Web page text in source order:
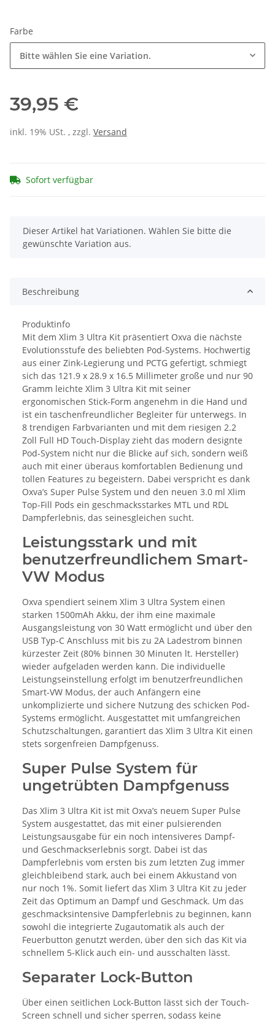
Farbe
Bitte wählen Sie eine Variation.
39,95 €
inkl. 19% USt. , zzgl. Versand
Sofort verfügbar
x
Dieser Artikel hat Variationen. Wählen Sie bitte die
gewünschte Variation aus.
Beschreibung
Produktinfo
Mit dem Xlim 3 Ultra Kit präsentiert Oxva die nächste
Evolutionsstufe des beliebten Pod-Systems. Hochwertig
aus einer Zink-Legierung und PCTG gefertigt, schmiegt
sich das 121.9 x 28.9 x 16.5 Millimeter große und nur 90
Gramm leichte Xlim 3 Ultra Kit mit seiner
ergonomischen Stick-Form angenehm in die Hand und
ist ein taschenfreundlicher Begleiter für unterwegs. In
8 trendigen Farbvarianten und mit dem riesigen 2.2
Zoll Full HD Touch-Display zieht das modern designte
Pod-System nicht nur die Blicke auf sich, sondern weiß
auch mit einer überaus komfortablen Bedienung und
tollen Features zu begeistern. Dabei verspricht es dank
Oxva’s Super Pulse System und den neuen 3.0 ml Xlim
Top-Fill Pods ein geschmacksstarkes MTL und RDL
Dampferlebnis, das seinesgleichen sucht.
Leistungsstark und mit
benutzerfreundlichem Smart-
VW Modus
Oxva spendiert seinem Xlim 3 Ultra System einen
starken 1500mAh Akku, der ihm eine maximale
Ausgangsleistung von 30 Watt ermöglicht und über den
USB Typ-C Anschluss mit bis zu 2A Ladestrom binnen
kürzester Zeit (80% binnen 30 Minuten lt. Hersteller)
wieder aufgeladen werden kann. Die individuelle
Leistungseinstellung erfolgt im benutzerfreundlichen
Smart-VW Modus, der auch Anfängern eine
unkomplizierte und sichere Nutzung des schicken Pod-
Systems ermöglicht. Ausgestattet mit umfangreichen
Schutzschaltungen, garantiert das Xlim 3 Ultra Kit einen
stets sorgenfreien Dampfgenuss.
Super Pulse System für
ungetrübten Dampfgenuss
Das Xlim 3 Ultra Kit ist mit Oxva’s neuem Super Pulse
System ausgestattet, das mit einer pulsierenden
Leistungsausgabe für ein noch intensiveres Dampf-
und Geschmackserlebnis sorgt. Dabei ist das
Dampferlebnis vom ersten bis zum letzten Zug immer
gleichbleibend stark, auch bei einem Akkustand von
nur noch 1%. Somit liefert das Xlim 3 Ultra Kit zu jeder
Zeit das Optimum an Dampf und Geschmack. Um das
geschmacksintensive Dampferlebnis zu beginnen, kann
sowohl die integrierte Zugautomatik als auch der
Feuerbutton genutzt werden, über den sich das Kit via
schnellem 5-Klick auch ein- und ausschalten lässt.
Separater Lock-Button
Über einen seitlichen Lock-Button lässt sich der Touch-
Screen schnell und sicher sperren, sodass keine